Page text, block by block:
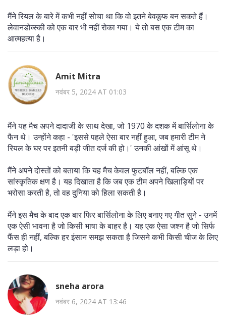
मैंने रियल के बारे में कभी नहीं सोचा था कि वो इतने बेवकूफ बन सकते हैं।
लेवानडोव्स्की को एक बार भी नहीं रोका गया। ये तो बस एक टीम का
आत्महत्या है।
Amit Mitra
नवंबर 5, 2024 AT 01:03
मैंने यह मैच अपने दादाजी के साथ देखा, जो 1970 के दशक में बार्सिलोना के
फैन थे। उन्होंने कहा - 'इससे पहले ऐसा बार नहीं हुआ, जब हमारी टीम ने
रियल के घर पर इतनी बड़ी जीत दर्ज की हो।' उनकी आंखों में आंसू थे।
मैंने अपने दोस्तों को बताया कि यह मैच केवल फुटबॉल नहीं, बल्कि एक
सांस्कृतिक क्षण है। यह दिखाता है कि जब एक टीम अपने खिलाड़ियों पर
भरोसा करती है, तो वह दुनिया को हिला सकती है।
मैंने इस मैच के बाद एक बार फिर बार्सिलोना के लिए बनाए गए गीत सुने - उनमें
एक ऐसी भावना है जो किसी भाषा के बाहर है। यह एक ऐसा जश्न है जो सिर्फ
फैंस ही नहीं, बल्कि हर इंसान समझ सकता है जिसने कभी किसी चीज के लिए
लड़ा हो।
sneha arora
नवंबर 6, 2024 AT 13:46